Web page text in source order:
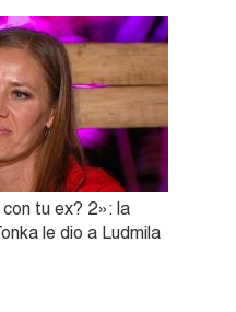
tu ex? 2»: la
le dio a Ludmila